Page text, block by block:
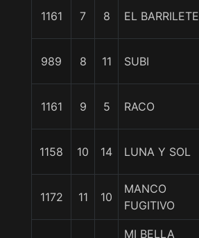
1161 7 8 EL BARRILETE
989 8 11 SUBI
1161 9 5 RACO
1158 10 14 LUNA Y SOL
1172 11 10
MANCO
FUGITIVO
MI BELLA